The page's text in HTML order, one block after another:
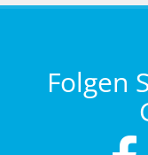
Folgen